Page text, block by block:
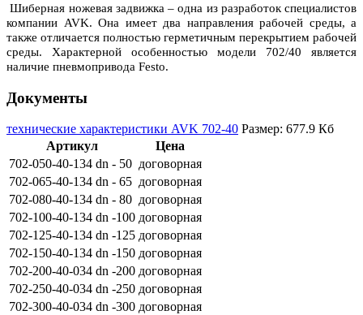
Шиберная ножевая задвижка – одна из разработок специалистов
компании AVK. Она имеет два направления рабочей среды, а
также отличается полностью герметичным перекрытием рабочей
среды. Характерной особенностью модели 702/40 является
наличие пневмопривода Festo.
Документы
технические характеристики AVK 702-40 Размер: 677.9 Кб
Артикул
Цена
702-050-40-134 dn - 50 договорная
702-065-40-134 dn - 65 договорная
702-080-40-134 dn - 80 договорная
702-100-40-134 dn -100 договорная
702-125-40-134 dn -125 договорная
702-150-40-134 dn -150 договорная
702-200-40-034 dn -200 договорная
702-250-40-034 dn -250 договорная
702-300-40-034 dn -300 договорная